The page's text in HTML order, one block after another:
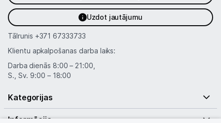
Uzdot jautājumu
Tālrunis +371 67333733
Klientu apkalpošanas darba laiks:
Darba dienās 8:00 – 21:00,
S., Sv. 9:00 – 18:00
Kategorijas
Informācija